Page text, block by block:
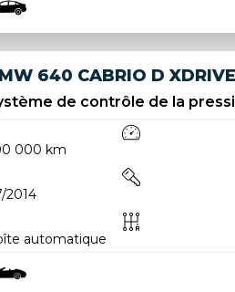
640 CABRIO D
de contrôle de la
000 km
2014
automatique